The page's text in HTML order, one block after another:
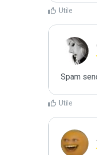
Utile
Spam
Utile